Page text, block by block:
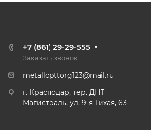
+7 (861) 29-29-555
Заказать звонок
metallopttorg123@mail.ru
г. Краснодар, тер. ДНТ
Магистраль, ул. 9-я Тихая, 63